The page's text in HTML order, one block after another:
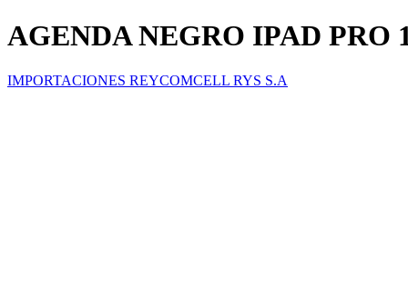
AGENDA NEGRO IPAD PRO
IMPORTACIONES REYCOMCELL RYS S.A